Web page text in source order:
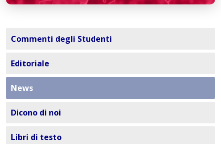
Commenti degli Studenti
Editoriale
News
Dicono di noi
Libri di testo